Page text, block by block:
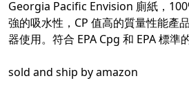
Georgia Pacific Envision 廁紙，
強的吸水性，CP 值高的質量性能產
器使用。符合 EPA Cpg 和 EPA 標準
sold and ship by amazon